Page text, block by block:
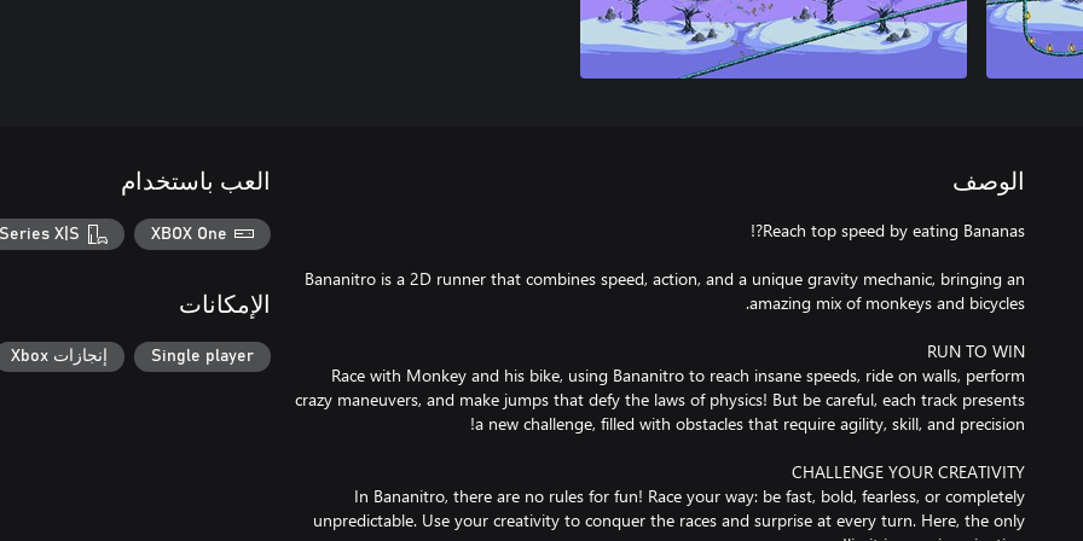
الوصف
Bananitro is a 2D runner that combines speed, action, and a unique gravity mechanic, bringing an
Race with Monkey and his bike, using Bananitro to reach insane speeds, ride on walls, perform
crazy maneuvers, and make jumps that defy the laws of physics! But be careful, each track presents
In Bananitro, there are no rules for fun! Race your way: be fast, bold, fearless, or completely
unpredictable. Use your creativity to conquer the races and surprise at every turn. Here, the only
العب باستخدام
XBOX One
X|S
الإمكانات
Single player إنجازات Xbox